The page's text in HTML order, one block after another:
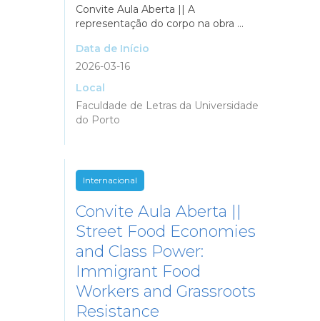
Convite Aula Aberta || A
representação do corpo na obra ...
Data de Início
2026-03-16
Local
Faculdade de Letras da Universidade
do Porto
Internacional
Convite Aula Aberta ||
Street Food Economies
and Class Power:
Immigrant Food
Workers and Grassroots
Resistance